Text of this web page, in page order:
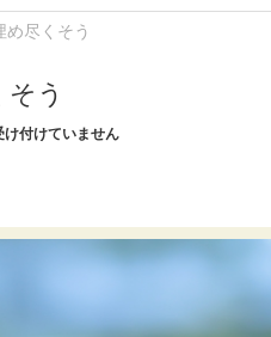
尽くそう
う
け付けていません